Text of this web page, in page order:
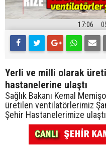
17:06
Yerli ve milli olarak
hastanelerine ulaştı
Sağlık Bakanı Kemal
üretilen ventilatörlerimiz
Şehir Hastanelerimize